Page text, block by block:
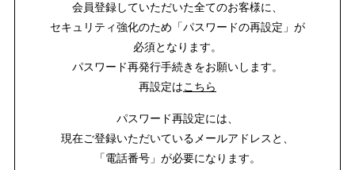
会員登録していただいた全てのお客様に、
セキュリティ強化のため「パスワードの再設定」が
必須となります。
パスワード再発行手続きをお願いします。
再設定はこちら
パスワード再設定には、
現在ご登録いただいているメールアドレスと、
「電話番号」が必要になります。